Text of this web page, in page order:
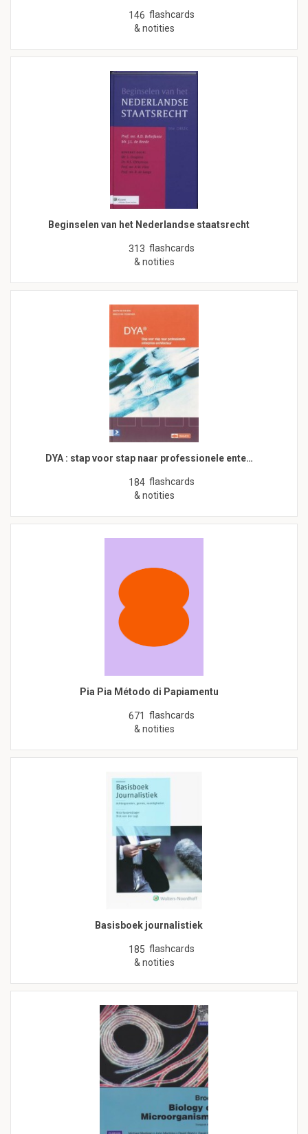
146 flashcards
& notities
Beginselen van het Nederlandse staatsrecht
313 flashcards
& notities
DYA : stap voor stap naar professionele ente…
184 flashcards
& notities
Pia Pia Método di Papiamentu
671 flashcards
& notities
Basisboek journalistiek
185 flashcards
& notities